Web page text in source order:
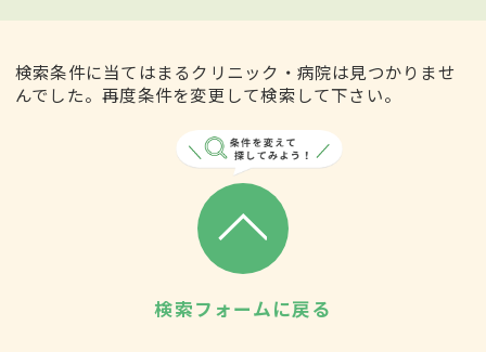
検索条件に当てはまるクリニック・病院は見つかりませ
んでした。再度条件を変更して検索して下さい。
検索フォームに戻る